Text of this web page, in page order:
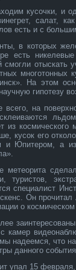
кусочки, и
салат,
есть и с
в которых
есть
смогли отыскать
На этом
гипотезу
всего, на
из
кусок его
и Юпитером, а из-
метеорита
туристов,
специалист
Он прочитал
о космическом
камер
надеемся, что
данного
упал 15